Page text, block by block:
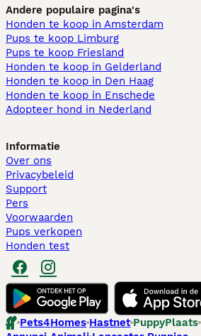
Andere populaire pagina's
Honden te koop in Amsterdam
Pups te koop Limburg​
Pups te koop Friesland​
Honden te koop in Gelderland
Honden te koop in Den Haag
Honden te koop in Enschede
Adopteer hond in Nederland
Informatie
Over ons
Privacybeleid
Support
Pers
Voorwaarden
Pups verkopen
Honden test
Pets4Homes Hastnet PuppyPlaats